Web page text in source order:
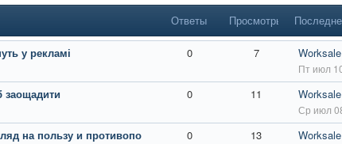
Ответы Просмотры
у рекламі 0 7 Worksale
Пт июл
заощадити 0 11 Worksale
Ср июл
на пользу и противопо 0 13 Worksale